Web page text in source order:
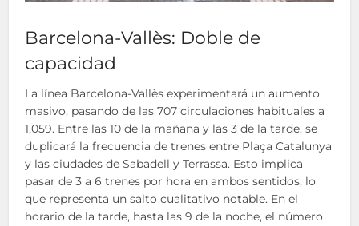
Barcelona-Vallès: Doble de
capacidad
La línea Barcelona-Vallès experimentará un aumento
masivo, pasando de las 707 circulaciones habituales a
1,059. Entre las 10 de la mañana y las 3 de la tarde, se
duplicará la frecuencia de trenes entre Plaça Catalunya
y las ciudades de Sabadell y Terrassa. Esto implica
pasar de 3 a 6 trenes por hora en ambos sentidos, lo
que representa un salto cualitativo notable. En el
horario de la tarde, hasta las 9 de la noche, el número